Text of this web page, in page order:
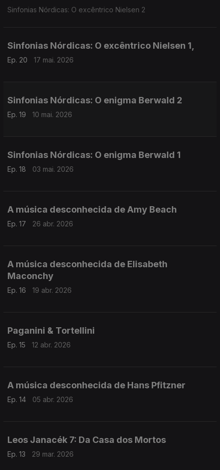
Sinfonias Nórdicas: O excêntrico Nielsen 2
Sinfonias Nórdicas: O excêntrico Nielsen 1,
Ep. 20 17 mai. 2026
Sinfonias Nórdicas: O enigma Berwald 2
Ep. 19 10 mai. 2026
Sinfonias Nórdicas: O enigma Berwald 1
Ep. 18 03 mai. 2026
A música desconhecida de Amy Beach
Ep. 17 26 abr. 2026
A música desconhecida de Elisabeth
Maconchy
Ep. 16 19 abr. 2026
Paganini & Tortellini
Ep. 15 12 abr. 2026
A música desconhecida de Hans Pfitzner
Ep. 14 05 abr. 2026
Leos Janacék 7: Da Casa dos Mortos
Ep. 13 29 mar. 2026